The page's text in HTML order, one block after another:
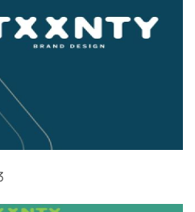
в режиме
систему GPS-
логистических
работы в
обеспечивает
соблюдение
и защиту от